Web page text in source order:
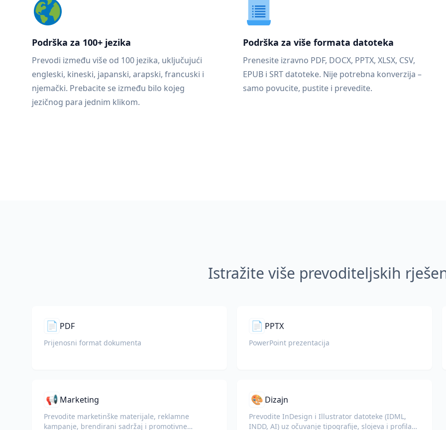
Podrška za 100+ jezika
Prevodi između više od 100 jezika, uključujući
engleski, kineski, japanski, arapski, francuski i
njemački. Prebacite se između bilo kojeg
jezičnog para jednim klikom.
Podrška za više formata datoteka
Prenesite izravno PDF, DOCX, PPTX, XLSX, CSV,
EPUB i SRT datoteke. Nije potrebna konverzija –
samo povucite, pustite i prevedite.
Istražite više prevoditeljskih
📄 PDF
Prijenosni format dokumenta
📄 PPTX
PowerPoint prezentacija
📢 Marketing
Prevodite marketinške materijale, reklamne
kampanje, brendirani sadržaj i promotivne
🎨 Dizajn
Prevodite InDesign i Illustrator datoteke (IDML,
INDD, AI) uz očuvanje tipografije, slojeva i profila